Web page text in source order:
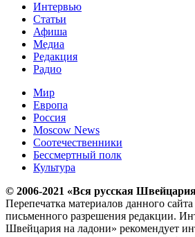
Интервью
Статьи
Афиша
Медиа
Редакция
Радио
Мир
Европа
Россия
Moscow News
Соотечественники
Бессмертный полк
Культура
© 2006-2021 «Вся русская
Перепечатка материалов данного
письменного разрешения редакции.
Швейцария на ладони» рекомендует